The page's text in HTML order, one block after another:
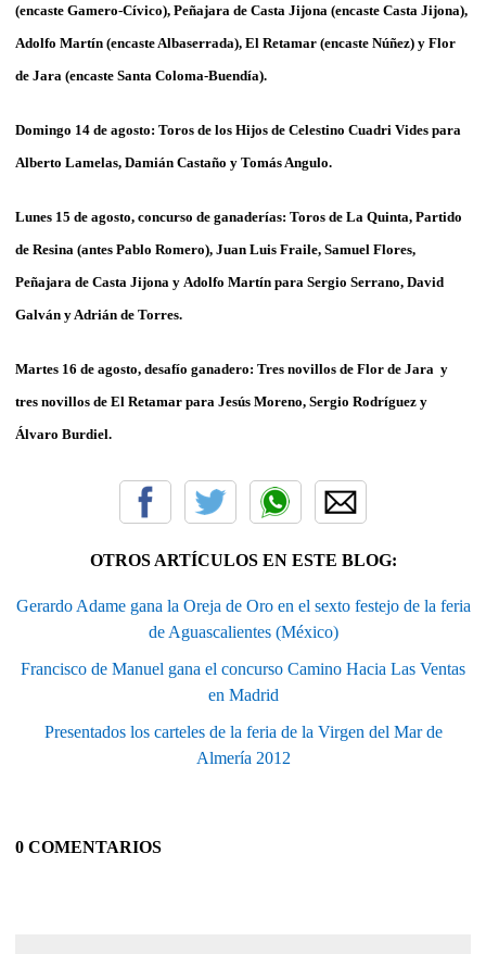
(encaste Gamero-Cívico), Peñajara de Casta Jijona (encaste Casta Jijona),
Adolfo Martín (encaste Albaserrada), El Retamar (encaste Núñez) y Flor
de Jara (encaste Santa Coloma-Buendía).
Domingo 14 de agosto: Toros de los Hijos de Celestino Cuadri Vides para
Alberto Lamelas, Damián Castaño y Tomás Angulo.
Lunes 15 de agosto, concurso de ganaderías: Toros de La Quinta, Partido
de Resina (antes Pablo Romero), Juan Luis Fraile, Samuel Flores,
Peñajara de Casta Jijona y Adolfo Martín para Sergio Serrano, David
Galván y Adrián de Torres.
Martes 16 de agosto, desafío ganadero: Tres novillos de Flor de Jara y
tres novillos de El Retamar para Jesús Moreno, Sergio Rodríguez y
Álvaro Burdiel.
OTROS ARTÍCULOS EN ESTE BLOG:
Gerardo Adame gana la Oreja de Oro en el sexto festejo de la feria
de Aguascalientes (México)
Francisco de Manuel gana el concurso Camino Hacia Las Ventas
en Madrid
Presentados los carteles de la feria de la Virgen del Mar de
Almería 2012
0 COMENTARIOS